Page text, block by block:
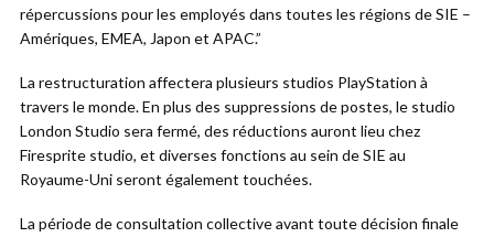
répercussions pour les employés dans toutes les régions de SIE –
Amériques, EMEA, Japon et APAC.”
La restructuration affectera plusieurs studios PlayStation à
travers le monde. En plus des suppressions de postes, le studio
London Studio sera fermé, des réductions auront lieu chez
Firesprite studio, et diverses fonctions au sein de SIE au
Royaume-Uni seront également touchées.
La période de consultation collective avant toute décision finale